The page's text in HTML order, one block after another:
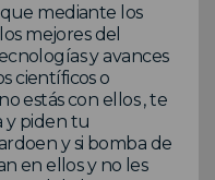
mediante los
mejores del
y avances
científicos o
estás con ellos , te
y piden tu
y si bomba de
en ellos y no les